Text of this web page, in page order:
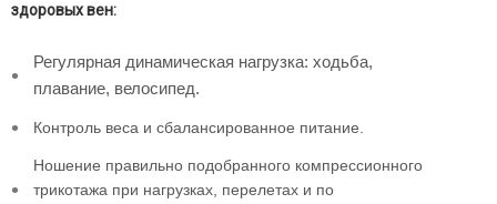
здоровых вен:
Регулярная динамическая нагрузка: ходьба,
плавание, велосипед.
Контроль веса и сбалансированное питание.
Ношение правильно подобранного компрессионного
трикотажа при нагрузках, перелетах и по